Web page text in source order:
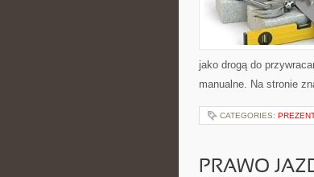
jako drogą do
manualne. Na stronie
CATEGORIES:
PRAWO